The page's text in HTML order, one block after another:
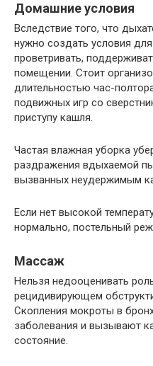
Домашние условия
Вследствие того, что
нужно создать условия
проветривать,
помещении. Стоит
длительностью час-
подвижных игр со
приступу кашля.
Частая влажная уборка
раздражения вдыхаемой
вызванных неудержимым
Если нет высокой
нормально, постельный
Массаж
Нельзя недооценивать
рецидивирующем
Скопления мокроты в
заболевания и вызывают
состояние.